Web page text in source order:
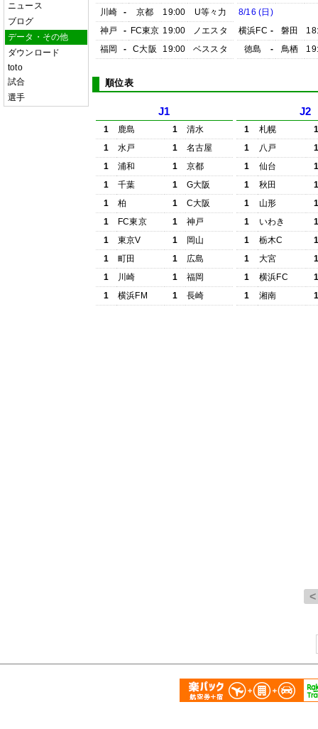
ニュース
ブログ
データ・その他
ダウンロード
toto
試合
選手
川崎
- 京都 19:00
U等々力
神戸
- FC東京 19:00
ノエスタ
福岡
- C大阪 19:00 ベススタ
8/16 (日)
横浜FC - 磐田
徳島
- 鳥栖
順位表
J1
1 鹿島 1
清水
1
水戸 1
名古屋
1
浦和 1
京都
1
千葉 1
G大阪
1
柏 1
C大阪
1
FC東京 1
神戸
1
東京V 1
岡山
1
町田 1
広島
1
川崎 1
福岡
1
横浜FM 1 長崎
J2
1 札幌
1
八戸
1
仙台
1
秋田
1
山形
1
いわき
1
栃木C
1
大宮
1
横浜FC
1
湘南